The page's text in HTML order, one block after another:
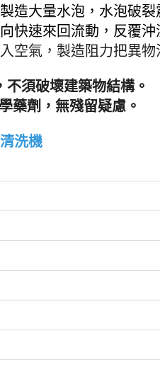
造大量水泡，水泡破裂
快速來回流動，反覆沖
空氣，製造阻力把異物
須破壞建築物結構。
藥劑，無殘留疑慮。
洗機